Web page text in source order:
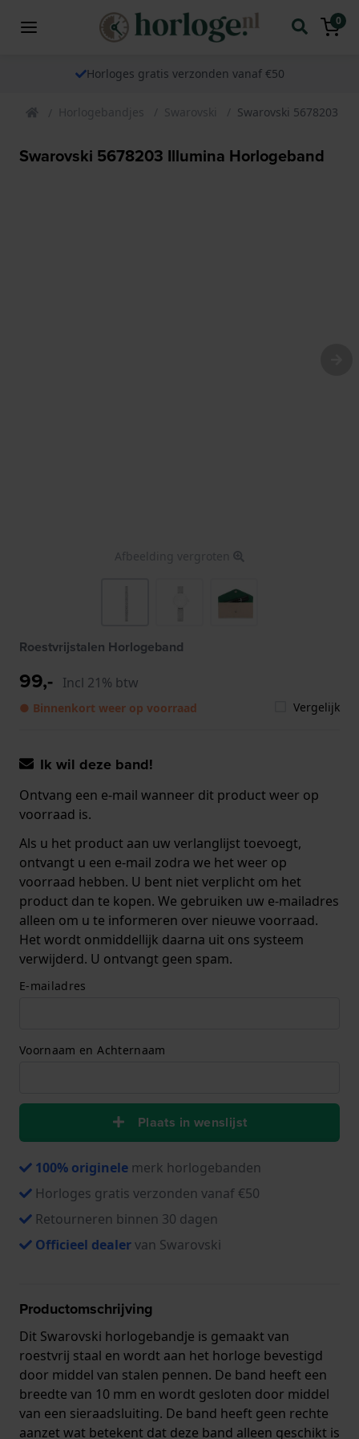
0
Horloges gratis verzonden vanaf €50
Horlogebandjes Swarovski Swarovski 5678203
Swarovski 5678203 Illumina Horlogeband
Afbeelding vergroten
Roestvrijstalen Horlogeband
99,- Incl 21% btw
● Binnenkort weer op voorraad Vergelijk
Ik wil deze band!
Ontvang een e-mail wanneer dit product weer op
voorraad is.
Als u het product aan uw verlanglijst toevoegt,
ontvangt u een e-mail zodra we het weer op
voorraad hebben. U bent niet verplicht om het
product dan te kopen. We gebruiken uw e-mailadres
alleen om u te informeren over nieuwe voorraad.
Het wordt onmiddellijk daarna uit ons systeem
verwijderd. U ontvangt geen spam.
E-mailadres
Voornaam en Achternaam
Plaats in wenslijst
100% originele merk horlogebanden
Horloges gratis verzonden vanaf €50
Retourneren binnen 30 dagen
Officieel dealervan Swarovski
Productomschrijving
Dit Swarovski horlogebandje is gemaakt van
roestvrij staal en wordt aan het horloge bevestigd
door middel van stalen pennen. De band heeft een
breedte van 10 mm en wordt gesloten door middel
van een sieraadsluiting. De band heeft geen rechte
aanzet wat betekent dat deze band alleen geschikt is